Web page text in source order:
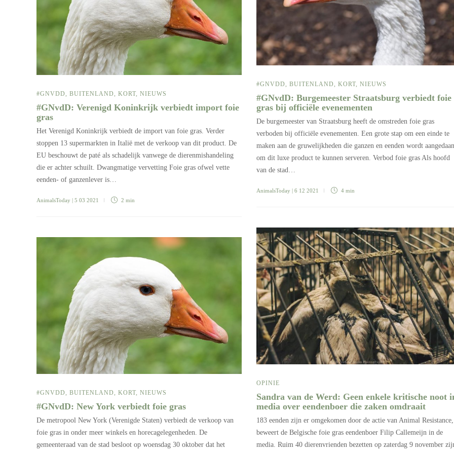
#GNVDD BUITENLAND KORT NIEUWS
#GNvdD: Burgemeester Straatsburg verbiedt foie
gras bij officiële evenementen
De burgemeester van Straatsburg heeft de omstreden foie gras
verboden bij officiële evenementen. Een grote stap om een einde te
maken aan de gruwelijkheden die ganzen en eenden wordt aangedaan
om dit luxe product te kunnen serveren. Verbod foie gras Als hoofd
van de stad…
AnimalsToday | 6 12 2021 4 min
#GNVDD BUITENLAND KORT NIEUWS
#GNvdD: Verenigd Koninkrijk verbiedt import foie
gras
Het Verenigd Koninkrijk verbiedt de import van foie gras. Verder
stoppen 13 supermarkten in Italië met de verkoop van dit product. De
EU beschouwt de paté als schadelijk vanwege de dierenmishandeling
die er achter schuilt. Dwangmatige vervetting Foie gras ofwel vette
eenden- of ganzenlever is…
AnimalsToday | 5 03 2021 2 min
OPINIE
Sandra van de Werd: Geen enkele kritische noot
media over eendenboer die zaken omdraait
183 eenden zijn er omgekomen door de actie van Animal Resistance,
beweert de Belgische foie gras eendenboer Filip Callemeijn in de
media. Ruim 40 dierenvrienden bezetten op zaterdag 9 november
#GNVDD BUITENLAND KORT NIEUWS
#GNvdD: New York verbiedt foie gras
De metropool New York (Verenigde Staten) verbiedt de verkoop van
foie gras in onder meer winkels en horecagelegenheden. De
gemeenteraad van de stad besloot op woensdag 30 oktober dat het